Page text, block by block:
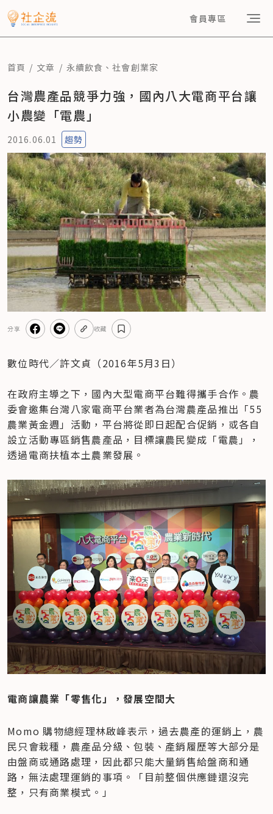
會員專區
首頁 文章 永續飲食 、社會創業家
台灣農產品競爭力強，國內八大電商平台讓
小農變「電農」
2016.06.01 趨勢
分享 收藏
數位時代／許文貞（2016年5月3日）
在政府主導之下，國內大型電商平台難得攜手合作。農
委會邀集台灣八家電商平台業者為台灣農產品推出「55
農業黃金週」活動，平台將從即日起配合促銷，或各自
設立活動專區銷售農產品，目標讓農民變成「電農」，
透過電商扶植本土農業發展。
電商讓農業「零售化」，發展空間大
Momo 購物總經理林啟峰表示，過去農產的運銷上，農
民只會栽種，農產品分級、包裝、產銷履歷等大部分是
由盤商或通路處理，因此都只能大量銷售給盤商和通
路，無法處理運銷的事項。「目前整個供應鏈還沒完
整，只有商業模式。」